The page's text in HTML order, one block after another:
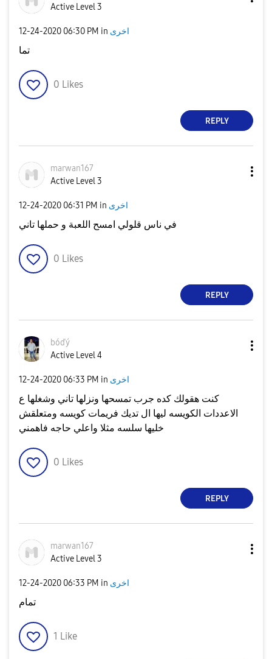
Active Level 3
‎12-24-2020 06:30 PM in اخرى
تما
0 Likes
REPLY
marwan167
Active Level 3
‎12-24-2020 06:31 PM in اخرى
في ناس قلولي امسح اللعبة و حملها تاني
0 Likes
REPLY
bóďý
Active Level 4
‎12-24-2020 06:33 PM in اخرى
كنت هقولك كده جرب تمسحها ونزلها تاني وشغلها ع
الاعددات الكويسه ليها ال تديك فريمات كويسه ومتعلقش
خليها سلسه مثلا واعلي حاجه فاهمني
0 Likes
REPLY
marwan167
Active Level 3
‎12-24-2020 06:33 PM in اخرى
تمام
1 Like